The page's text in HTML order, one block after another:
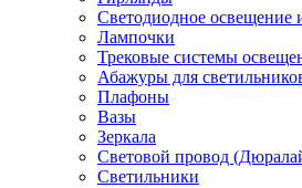
Светодиодное освещение
Лампочки
Трековые системы
Абажуры для
Плафоны
Вазы
Зеркала
Световой провод
Светильники